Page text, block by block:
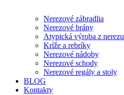
Nerezové zábradlia
Nerezové brány
Atypická výroba z nerezu
Kríže a rebríky
Nerezové nádoby
Nerezové schody
Nerezové regály a stoly
BLOG
Kontakty